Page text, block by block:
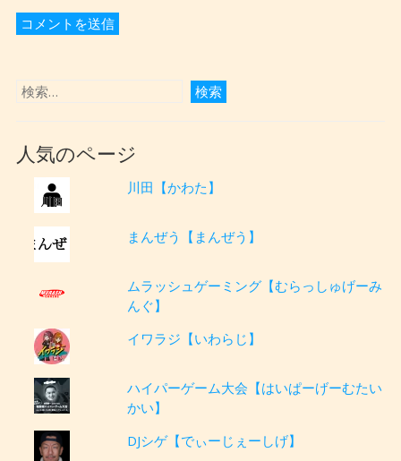
人気のページ
川田【かわた】
まんぜう【まんぜう】
ムラッシュゲーミング【むらっしゅげーみ
んぐ】
イワラジ【いわらじ】
ハイパーゲーム大会【はいぱーげーむたい
かい】
DJシゲ【でぃーじぇーしげ】